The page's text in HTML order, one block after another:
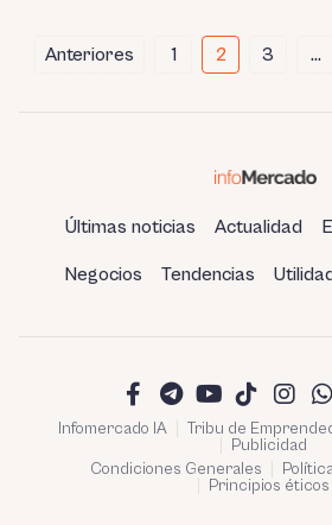
Paginación
Anteriores 1 2 3 …
Últimas noticias Actualidad
Negocios Tendencias
Infomercado IA Tribu de
Publicidad
Condiciones Generales
Principios éticos